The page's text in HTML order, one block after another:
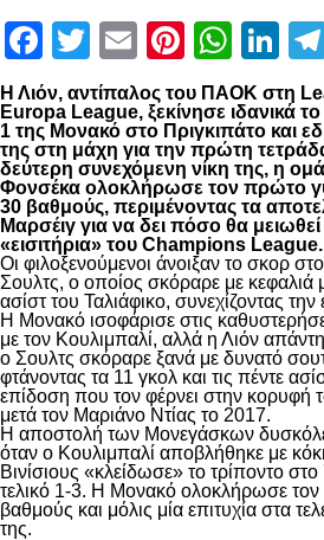
Facebook
Twitter
Email
Η Λιόν, αντίπαλος του ΠΑΟΚ στη
Europa League, ξεκίνησε ιδανικά
1 της Μονακό στο Πριγκιπάτο και
της στη μάχη για την πρώτη
δεύτερη συνεχόμενη νίκη της, η
Φονσέκα ολοκλήρωσε τον πρώτο
30 βαθμούς, περιμένοντας τα
Μαρσέιγ για να δει πόσο θα
«εισιτήρια» του Champions League.
Οι φιλοξενούμενοι άνοιξαν το σκορ
Σουλτς, ο οποίος σκόραρε με κεφαλιά
ασίστ του Ταλιάφικο, συνεχίζοντας
Η Μονακό ισοφάρισε στις
με τον Κουλιμπαλί, αλλά η Λιόν
ο Σουλτς σκόραρε ξανά με δυνατό
φτάνοντας τα 11 γκολ και τις πέντε
επίδοση που τον φέρνει στην κορυφή
μετά τον Μαριάνο Ντίας το 2017.
Η αποστολή των Μονεγάσκων
όταν ο Κουλιμπαλί αποβλήθηκε με
Βινίσιους «κλείδωσε» το τρίποντο
τελικό 1-3. Η Μονακό ολοκλήρωσε
βαθμούς και μόλις μία επιτυχία στα
της.